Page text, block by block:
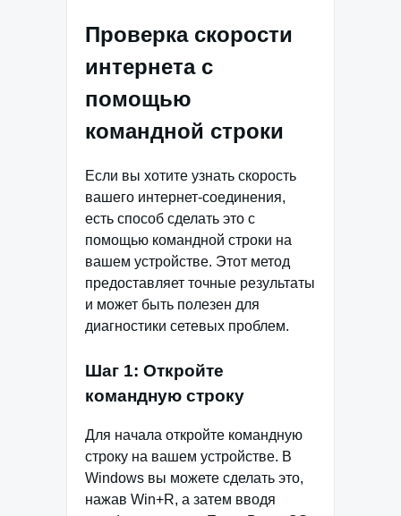
Проверка скорости
интернета с
помощью
командной строки
Если вы хотите узнать скорость
вашего интернет-соединения,
есть способ сделать это с
помощью командной строки на
вашем устройстве. Этот метод
предоставляет точные результаты
и может быть полезен для
диагностики сетевых проблем.
Шаг 1: Откройте
командную строку
Для начала откройте командную
строку на вашем устройстве. В
Windows вы можете сделать это,
нажав Win+R, а затем вводя